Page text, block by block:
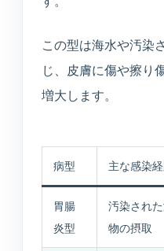
医院紹介・医師紹介
設備紹介
検査機器・院内設備
アクセス
所在地・駐車場・来院
採用情報
募集中の職種と応募方法
この型は海水や汚染
じ、皮膚に傷や擦り
増大します。
病型 主な感染
胃腸
炎型
汚染され
物の摂取